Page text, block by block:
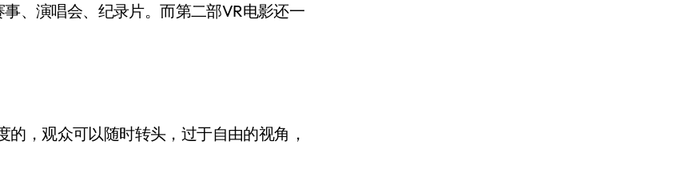
、演唱会、纪录片。而第二部VR电影还一
，观众可以随时转头，过于自由的视角，